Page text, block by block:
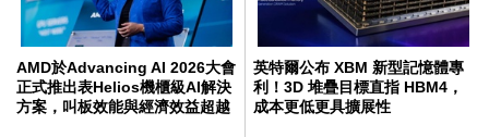
AMD於Advancing AI 2026大會
正式推出表Helios機櫃級AI解決
方案，叫板效能與經濟效益超越
英特爾公布 XBM 新型記憶體專
利！3D 堆疊目標直指 HBM4，
成本更低更具擴展性